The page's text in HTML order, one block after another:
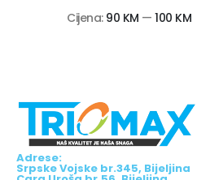
Cijena: 90 KM —100 KM
Adrese:
Srpske Vojske br.345, Bijeljina